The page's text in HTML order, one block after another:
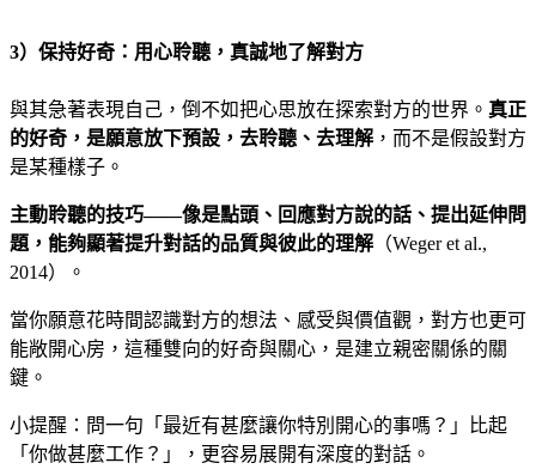
3）保持好奇：用心聆聽，真誠地了解對方
與其急著表現自己，倒不如把心思放在探索對方的世界。 真正
的好奇，是願意放下預設，去聆聽、去理解 ，而不是假設對方
是某種樣子。
主動聆聽的技巧——像是點頭、回應對方說的話、提出延伸問
題，能夠顯著提升對話的品質與彼此的理解 （Weger et al.,
2014）。
當你願意花時間認識對方的想法、感受與價值觀，對方也更可
能敞開心房，這種雙向的好奇與關心，是建立親密關係的關
鍵。
小提醒：問一句「最近有甚麼讓你特別開心的事嗎？」比起
「你做甚麼工作？」，更容易展開有深度的對話。